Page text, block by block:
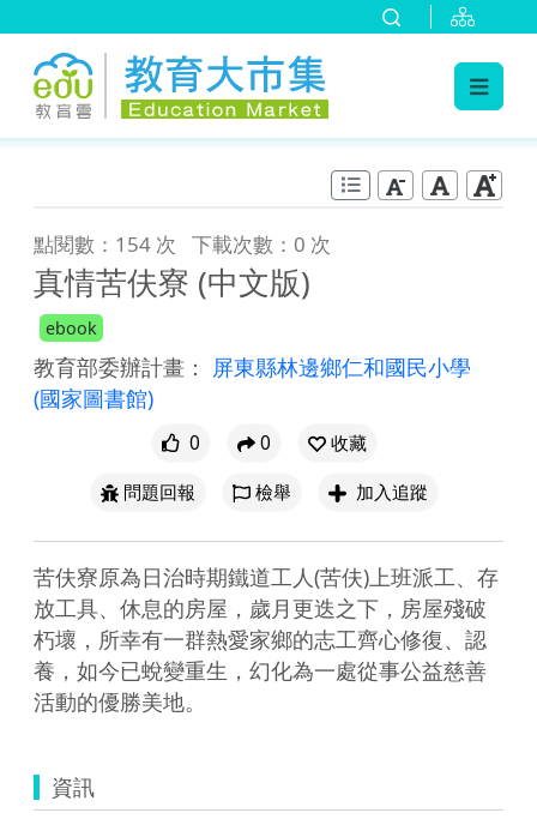
點閱數：154 次 下載次數：0 次
真情苦伕寮 (中文版)
ebook
教育部委辦計畫：
屏東縣林邊鄉仁和國民小學
(國家圖書館)
0 0
收藏
問題回報
檢舉 加入追蹤
苦伕寮原為日治時期鐵道工人(苦伕)上班派工、存
放工具、休息的房屋，歲月更迭之下，房屋殘破
朽壞，所幸有一群熱愛家鄉的志工齊心修復、認
養，如今已蛻變重生，幻化為一處從事公益慈善
活動的優勝美地。
資訊